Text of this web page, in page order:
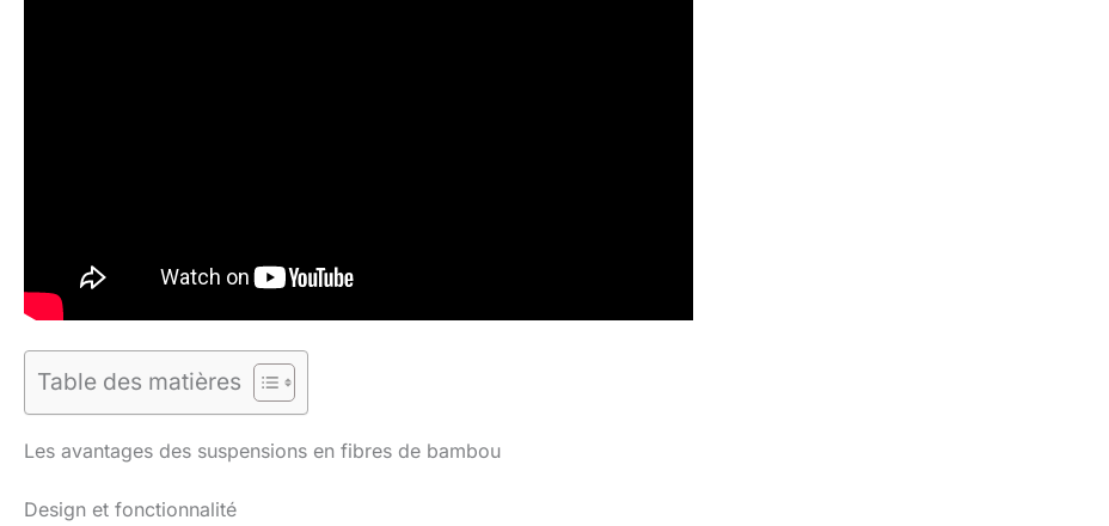
Table des matières
Les avantages des suspensions en fibres de bambou
Design et fonctionnalité